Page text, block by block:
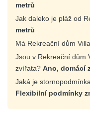
metrů
Jak daleko je pláž od
metrů
Má Rekreační dům
Jsou v Rekreační dům
zvířata? Ano, domácí
Jaká je
Flexibilní podmínky